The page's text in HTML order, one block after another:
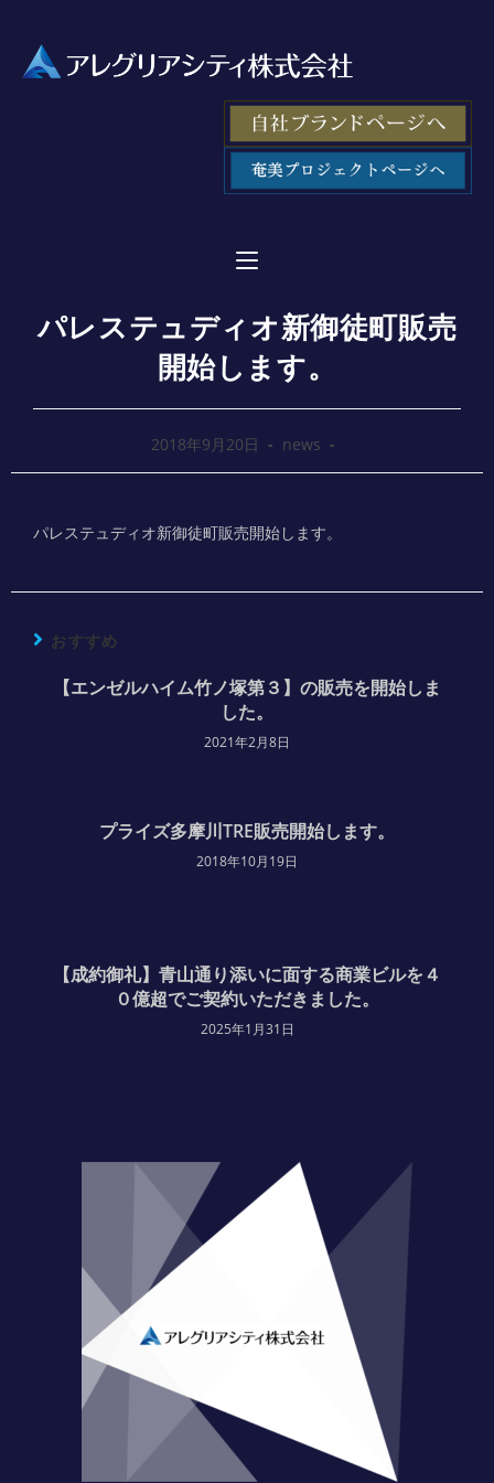
パレステュディオ新御徒町販売
開始します。
2018年9月20日 news
パレステュディオ新御徒町販売開始します。
おすすめ
【エンゼルハイム竹ノ塚第３】の販売を開始しま
した。
2021年2月8日
プライズ多摩川TRE販売開始します。
2018年10月19日
【成約御礼】青山通り添いに面する商業ビルを４
０億超でご契約いただきました。
2025年1月31日